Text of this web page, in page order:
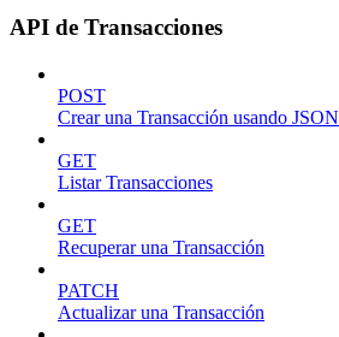
API de Transacciones
POST
Crear una Transacción usando JSON
GET
Listar Transacciones
GET
Recuperar una Transacción
PATCH
Actualizar una Transacción